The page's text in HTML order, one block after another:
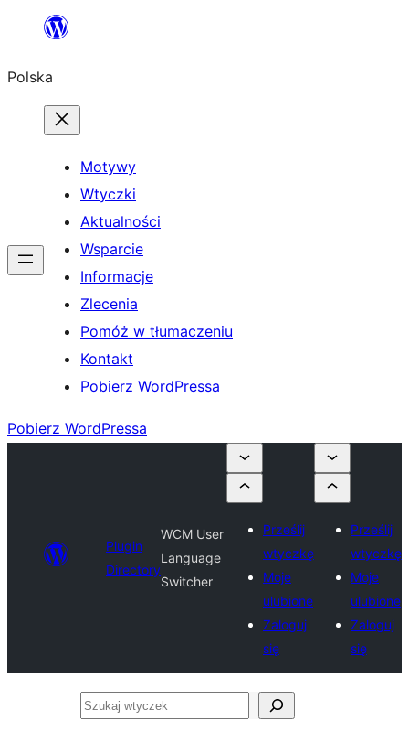
Przejdź
treści
Polska
Motywy
Wtyczki
Aktualności
Wsparcie
Informacje
Zlecenia
Pomóż w tłumaczeniu
Kontakt
Pobierz WordPressa
Pobierz WordPressa
Plugin
Directory
WCM User
Language
Switcher
Prześlij
wtyczkę
Moje
ulubione
Zaloguj
się
Prześlij
wtyczkę
Moje
ulubione
Zaloguj
się
Szukaj